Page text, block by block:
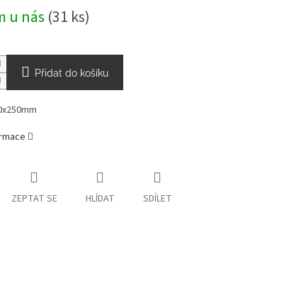
u nás (31 ks)
Přidat do košíku
ZEPTAT SE HLÍDAT SDÍLET